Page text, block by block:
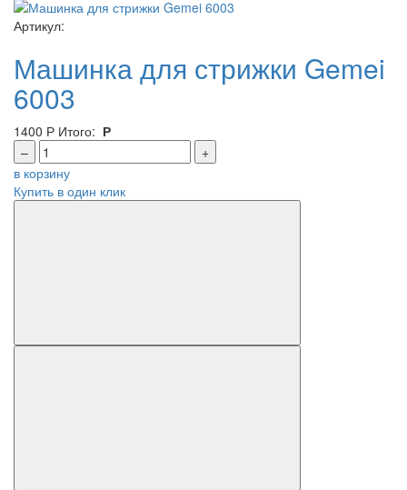
Артикул:
Машинка для стрижки Gemei
6003
1400 Р Итого: Р
–
+
в корзину
Купить в один клик